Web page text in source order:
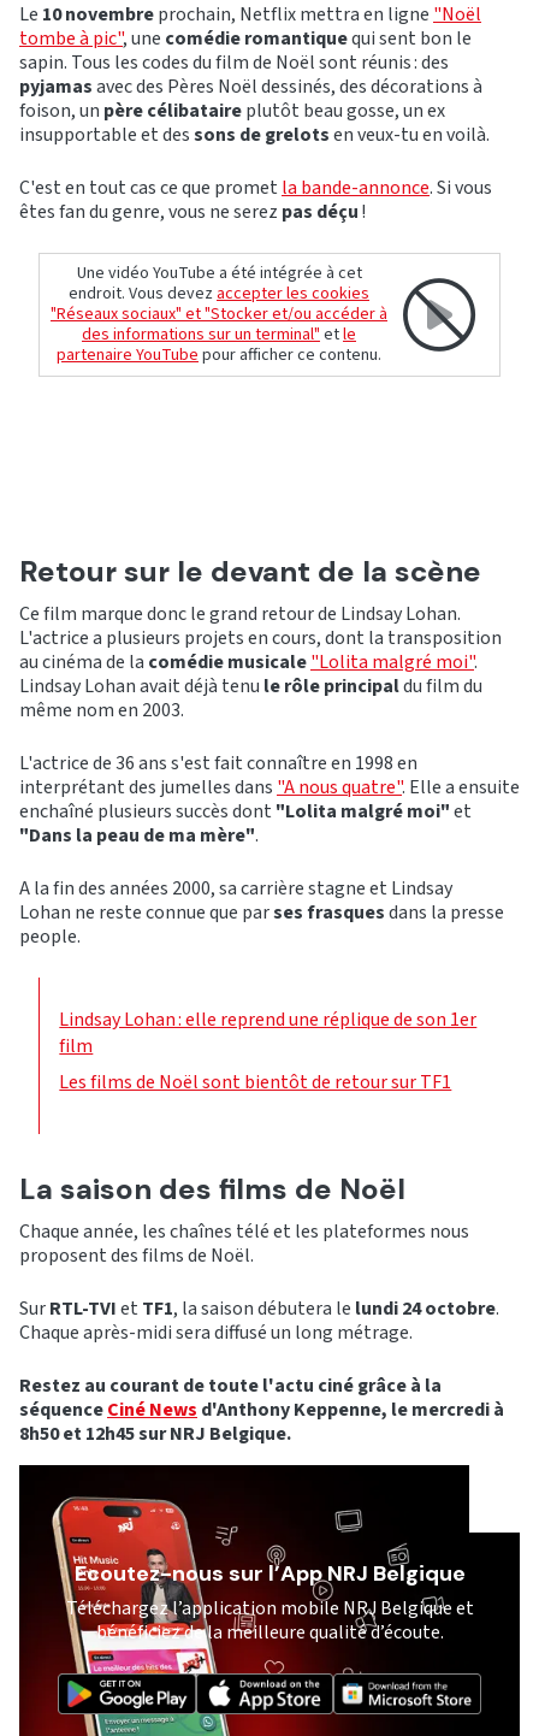
Le 10 novembreprochain, Netflix mettra en ligne "Noël
tombe à pic", une comédie romantiquequi sent bon le
sapin. Tous les codes du film de Noël sont réunis : des
pyjamasavec des Pères Noël dessinés, des décorations à
foison, un père célibataireplutôt beau gosse, un ex
insupportable et dessons de grelotsen veux-tu en voilà.
C'est en tout cas ce que promet la bande-annonce. Si vous
êtes fan du genre, vous ne serez pas déçu!
Une vidéo YouTube a été intégrée à cet
endroit. Vous devezaccepter les cookies
"Réseaux sociaux" et "Stocker et/ou accéder à
des informations sur un terminal"etle
partenaire YouTubepour afficher ce contenu.
Retour sur le devant de la scène
Ce film marque donc le grand retour de Lindsay Lohan.
L'actrice a plusieurs projets en cours, dont la transposition
au cinéma de la comédie musicale"Lolita malgré moi".
Lindsay Lohan avait déjà tenu le rôle principaldu film du
même nom en 2003.
L'actrice de 36 ans s'est fait connaître en 1998 en
interprétant des jumelles dans "A nous quatre". Elle a ensuite
enchaîné plusieurs succès dont "Lolita malgré moi"et
"Dans la peau de ma mère".
A la fin des années 2000, sa carrière stagne et Lindsay
Lohan ne reste connue que parses frasquesdans la presse
people.
Lindsay Lohan : elle reprend une réplique de son 1er
film
Les films de Noël sont bientôt de retour sur TF1
La saison des films de Noël
Chaque année, les chaînes télé et les plateformes nous
proposent des films de Noël.
SurRTL-TVIet TF1, la saison débutera le lundi 24 octobre.
Chaque après-midi sera diffusé un long métrage.
Restez au courant de toute l'actu ciné grâce à la
séquenceCiné News d'Anthony Keppenne, le mercredi à
8h50 et 12h45 sur NRJ Belgique.
Ecoutez-nous sur l’App NRJ Belgique
Téléchargez l’application mobile NRJ Belgique et
bénéficiez de la meilleure qualité d’écoute.